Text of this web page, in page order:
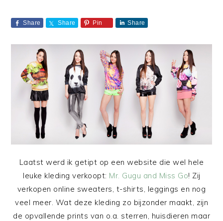
Share Share Pin Share
Laatst werd ik getipt op een website die wel hele
leuke kleding verkoopt: Mr. Gugu and Miss Go! Zij
verkopen online sweaters, t-shirts, leggings en nog
veel meer. Wat deze kleding zo bijzonder maakt, zijn
de opvallende prints van o.a. sterren, huisdieren maar